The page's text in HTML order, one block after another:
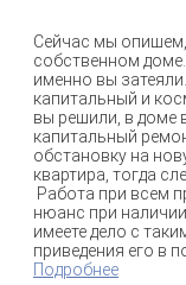
Сейчас мы опишем,
собственном
именно вы
капитальный и
вы решили, в доме
капитальный
обстановку на
квартира, тогда
Работа при всем
нюанс при
имеете дело с
приведения его в
Подробнее